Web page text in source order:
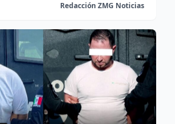
Redacción ZMG Noticias